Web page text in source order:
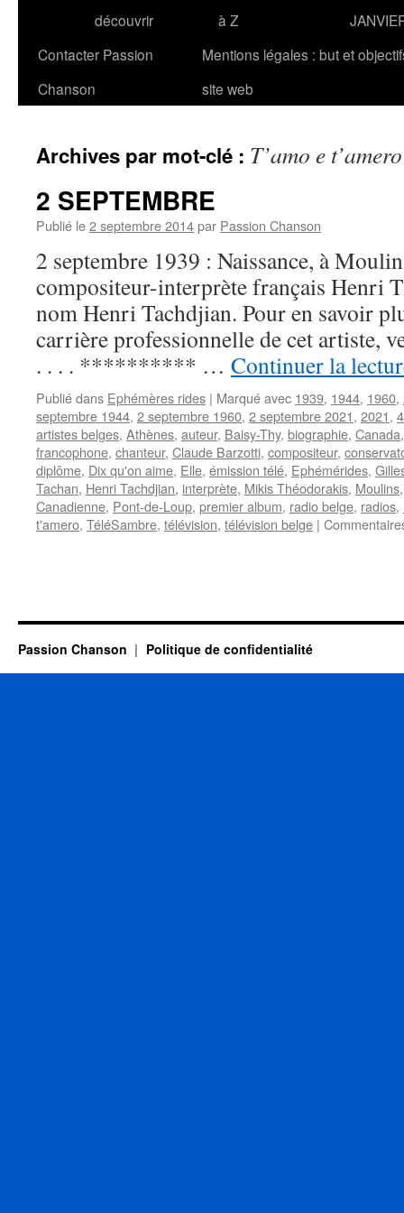
découvrir
à Z
Contacter Passion
Chanson
Mentions légales : but et
site web
Archives par mot-clé : T’amo e t’amero
2 SEPTEMBRE
Publié le2 septembre 2014par Passion Chanson
2 septembre 1939 : Naissance, à
compositeur-interprète français Henri
nom Henri Tachdjian. Pour en savoir
carrière professionnelle de cet artiste,
. . . . ********** … Continuer la
Publié dans Ephémères rides | Marqué avec 1939, 1944, 1960,
septembre 1944, 2 septembre 1960, 2 septembre 2021, 2021,
artistes belges, Athènes, auteur, Baisy-Thy, biographie, Canada
francophone, chanteur, Claude Barzotti, compositeur,
diplôme, Dix qu'on aime, Elle, émission télé, Ephémérides,
Tachan, Henri Tachdjian, interprète, Mikis Théodorakis, Moulins
Canadienne, Pont-de-Loup, premier album, radio belge, radios,
t'amero, TéléSambre, télévision, télévision belge |
Passion Chanson Politique de confidentialité